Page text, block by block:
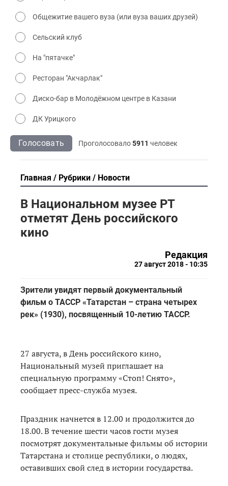
Общежитие вашего вуза (или вуза ваших друзей)
Сельский клуб
На "пятачке"
Ресторан "Акчарлак"
Диско-бар в Молодёжном центре в Казани
ДК Урицкого
Голосовать Проголосовало5911 человек
Главная Рубрики Новости
В Национальном музее РТ
отметят День российского
кино
Редакция
27 август 2018 - 10:35
Зрители увидят первый документальный
фильм о ТАССР «Татарстан – страна четырех
рек» (1930), посвященный 10-летию ТАССР.
27 августа, в День российского кино,
Национальный музей приглашает на
специальную программу «Стоп! Снято»,
сообщает пресс-служба музея.
Праздник начнется в 12.00 и продолжится до
18.00. В течение шести часов гости музея
посмотрят документальные фильмы об истории
Татарстана и столице республики, о людях,
оставивших свой след в истории государства.